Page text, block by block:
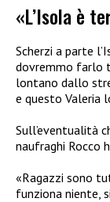
«L’Isola è
Scherzi a parte
dovremmo farlo
lontano dallo
e questo Valeria
Sull’eventualità
naufraghi Rocco
«Ragazzi sono
funziona niente,